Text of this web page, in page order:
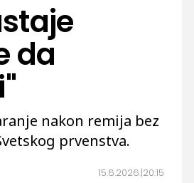
15.6.2026. 20:15
da
nakon remija bez
prvenstva.